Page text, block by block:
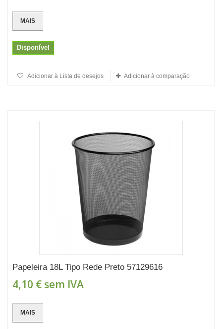
MAIS
Disponível
Adicionar à Lista de desejos Adicionar à comparação
Papeleira 18L Tipo Rede Preto 57129616
4,10 € sem IVA
MAIS